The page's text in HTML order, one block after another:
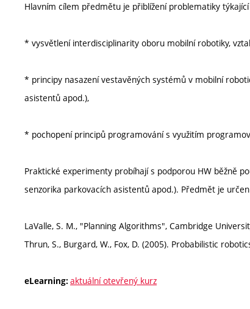
Hlavním cílem předmětu je přiblížení problematiky
* vysvětlení interdisciplinarity oboru mobilní robotiky,
* principy nasazení vestavěných systémů v mobilní
asistentů apod.),
* pochopení principů programování s využitím
Praktické experimenty probíhají s podporou HW běžně
senzorika parkovacích asistentů apod.). Předmět je
LaValle, S. M., "Planning Algorithms", Cambridge
Thrun, S., Burgard, W., Fox, D. (2005). Probabilistic
eLearning: aktuální otevřený kurz